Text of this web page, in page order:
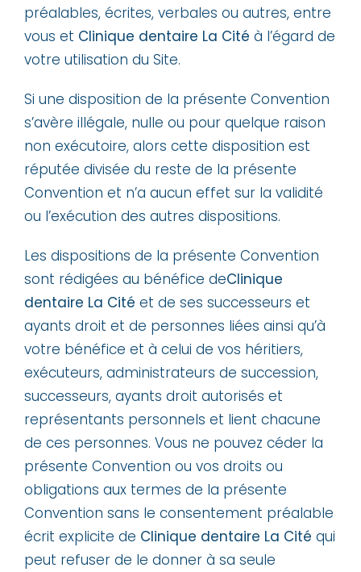
préalables, écrites, verbales ou autres, entre
vous et Clinique dentaire La Cité à l’égard de
votre utilisation du Site.
Si une disposition de la présente Convention
s’avère illégale, nulle ou pour quelque raison
non exécutoire, alors cette disposition est
réputée divisée du reste de la présente
Convention et n’a aucun effet sur la validité
ou l’exécution des autres dispositions.
Les dispositions de la présente Convention
sont rédigées au bénéfice deClinique
dentaire La Cité et de ses successeurs et
ayants droit et de personnes liées ainsi qu’à
votre bénéfice et à celui de vos héritiers,
exécuteurs, administrateurs de succession,
successeurs, ayants droit autorisés et
représentants personnels et lient chacune
de ces personnes. Vous ne pouvez céder la
présente Convention ou vos droits ou
obligations aux termes de la présente
Convention sans le consentement préalable
écrit explicite de Clinique dentaire La Cité qui
peut refuser de le donner à sa seule